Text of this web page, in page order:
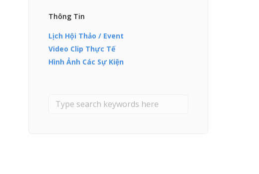
Thông Tin
Lịch Hội Thảo / Event
Video Clip Thực Tế
Hình Ảnh Các Sự Kiện